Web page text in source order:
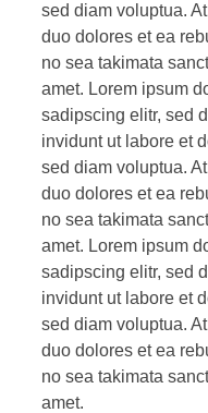
sed diam voluptua.
duo dolores et ea
no sea takimata
amet. Lorem ipsum
sadipscing elitr, sed
invidunt ut labore et
sed diam voluptua.
duo dolores et ea
no sea takimata
amet. Lorem ipsum
sadipscing elitr, sed
invidunt ut labore et
sed diam voluptua.
duo dolores et ea
no sea takimata
amet.